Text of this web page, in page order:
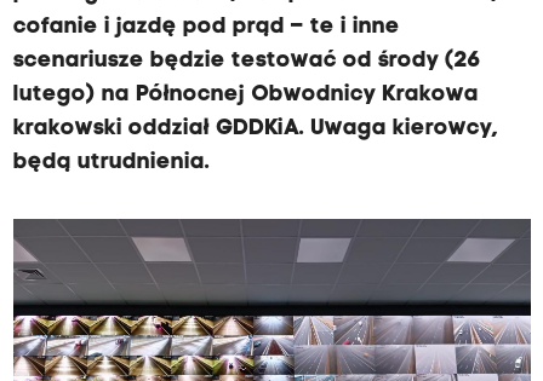
cofanie i jazdę pod prąd – te i inne
scenariusze będzie testować od środy (26
lutego) na Północnej Obwodnicy Krakowa
krakowski oddział GDDKiA. Uwaga kierowcy,
będą utrudnienia.